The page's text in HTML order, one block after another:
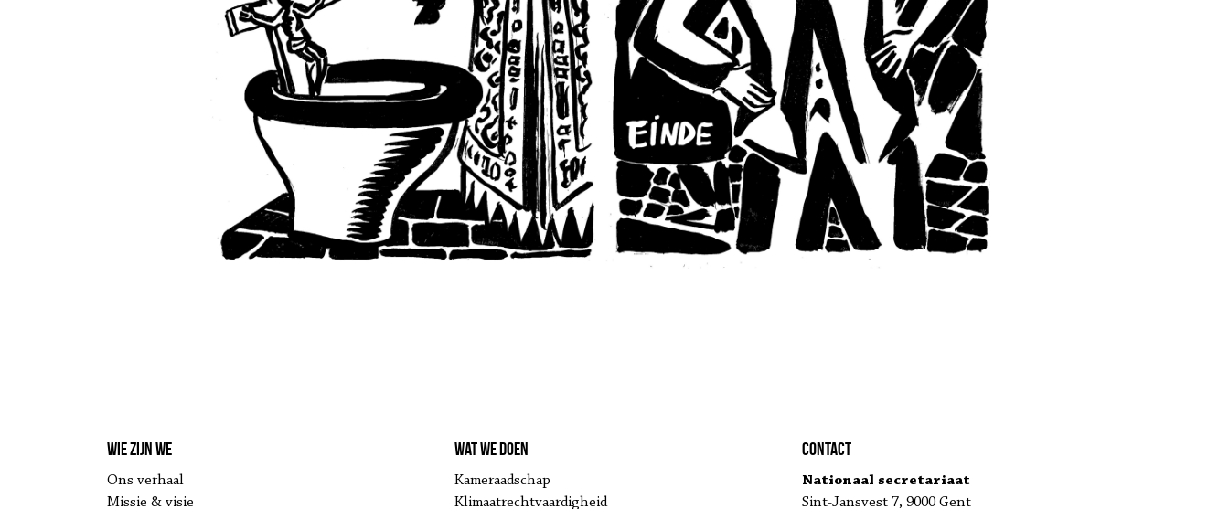
Wie zijn we
Ons verhaal
Missie & visie
Wat we doen
Kameraadschap
Klimaatrechtvaardigheid
Contact
Nationaal secretariaat
Sint-Jansvest 7, 9000 Gent